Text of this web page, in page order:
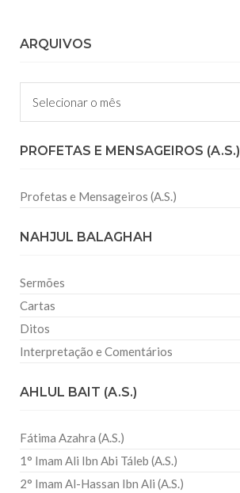
ARQUIVOS
Arquivos
PROFETAS E MENSAGEIROS (A.S.)
Profetas e Mensageiros (A.S.)
NAHJUL BALAGHAH
Sermões
Cartas
Ditos
Interpretação e Comentários
AHLUL BAIT (A.S.)
Fátima Azahra (A.S.)
1° Imam Ali Ibn Abi Táleb (A.S.)
2° Imam Al-Hassan Ibn Ali (A.S.)